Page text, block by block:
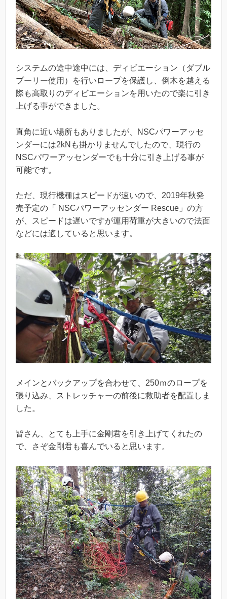
システムの途中途中には、ディビエーション（ダブル
プーリー使用）を行いロープを保護し、倒木を越える
際も高取りのディビエーションを用いたので楽に引き
上げる事ができました。
直角に近い場所もありましたが、NSCパワーアッセ
ンダーには2kNも掛かりませんでしたので、現行の
NSCパワーアッセンダーでも十分に引き上げる事が
可能です。
ただ、現行機種はスピードが速いので、2019年秋発
売予定の「 NSCパワーアッセンダー Rescue」の方
が、スピードは遅いですが運用荷重が大きいので法面
などには適していると思います。
メインとバックアップを合わせて、250ｍのロープを
張り込み、ストレッチャーの前後に救助者を配置しま
した。
皆さん、とても上手に金剛君を引き上げてくれたの
で、さぞ金剛君も喜んでいると思います。